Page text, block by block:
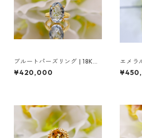
ブルートパーズリング | 18Kホ
ワイトゴールド
¥420,000
エメラ
エメラ